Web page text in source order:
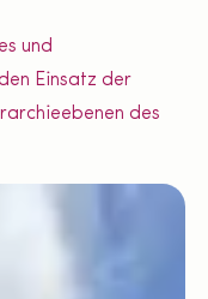
und
Einsatz der
des